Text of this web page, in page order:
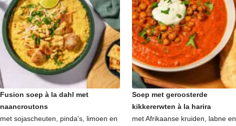
Fusion soep à la dahl met
naancroutons
met sojascheuten, pinda's, limoen en
Soep met geroosterde
kikkererwten à la harira
met Afrikaanse kruiden, labne en